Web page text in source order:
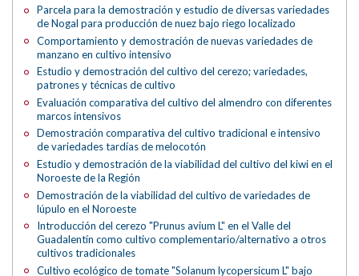
Parcela para la demostración y estudio de diversas variedades
de Nogal para producción de nuez bajo riego localizado
Comportamiento y demostración de nuevas variedades de
manzano en cultivo intensivo
Estudio y demostración del cultivo del cerezo; variedades,
patrones y técnicas de cultivo
Evaluación comparativa del cultivo del almendro con diferentes
marcos intensivos
Demostración comparativa del cultivo tradicional e intensivo
de variedades tardías de melocotón
Estudio y demostración de la viabilidad del cultivo del kiwi en el
Noroeste de la Región
Demostración de la viabilidad del cultivo de variedades de
lúpulo en el Noroeste
Introducción del cerezo "Prunus avium L" en el Valle del
Guadalentín como cultivo complementario/alternativo a otros
cultivos tradicionales
Cultivo ecológico de tomate "Solanum lycopersicum L" bajo